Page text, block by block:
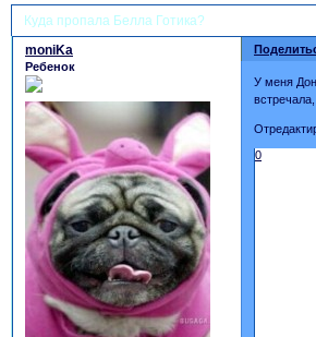
Куда пропала Белла Готика?
moniKa
Ребенок
У меня Дон
0